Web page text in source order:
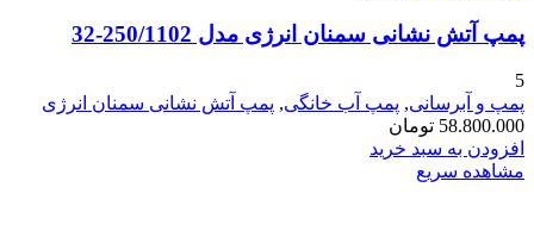
پمپ آتش نشانی سمنان انرژی مدل 250/1102-32
5
پمپ و آبرسانی, پمپ آب خانگی, پمپ آتش نشانی سمنان انرژی
58.800.000 تومان
افزودن به سبد خرید
مشاهده سریع